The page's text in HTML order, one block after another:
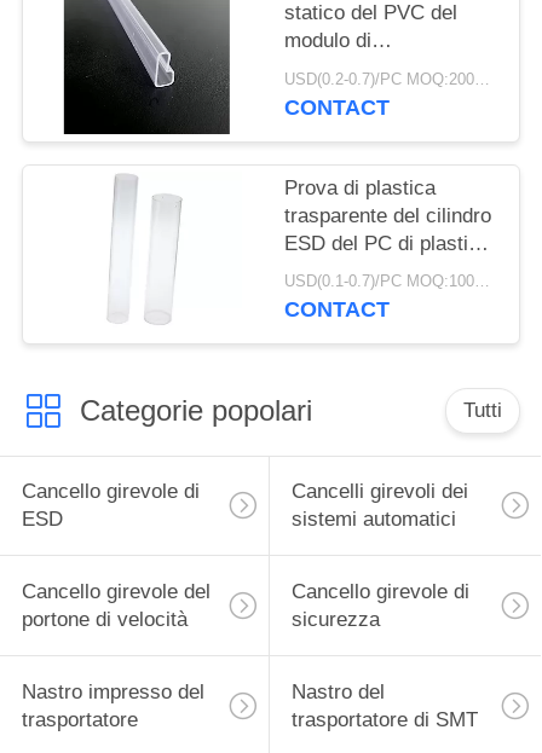
statico del PVC del
modulo di
alimentazione dei tubi
di CI di bassa potenza
USD(0.2-0.7)/PC MOQ:2000pcs
CONTACT
Prova di plastica
trasparente del cilindro
ESD del PC di plastica
della metropolitana
grande chiara intorno
USD(0.1-0.7)/PC MOQ:1000pcs
CONTACT
Categorie popolari Tutti
Cancello girevole di
ESD
Cancelli girevoli dei
sistemi automatici
Cancello girevole del
portone di velocità
Cancello girevole di
sicurezza
Nastro impresso del
trasportatore
Nastro del
trasportatore di SMT